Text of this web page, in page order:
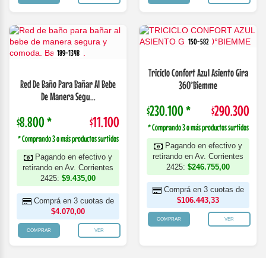
189-1348
Red De Baño Para Bañar Al Bebe
De Manera Segu...
$8.800 * $11.100
* Comprando 3 o más productos surtidos
Pagando en efectivo y
retirando en Av. Corrientes
2425: $9.435,00
Comprá en 3 cuotas de
$4.070,00
COMPRAR VER
150-582
Triciclo Confort Azul Asiento Gira
360°Biemme
$230.100 * $290.300
* Comprando 3 o más productos surtidos
Pagando en efectivo y
retirando en Av. Corrientes
2425: $246.755,00
Comprá en 3 cuotas de
$106.443,33
COMPRAR VER